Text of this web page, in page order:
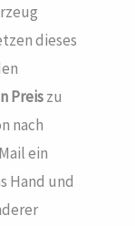
dieses
Preiszu
nach
ein
Hand und